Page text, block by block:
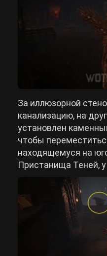
За иллюзорной
канализацию, на
установлен
чтобы
находящемуся на
Пристанища Теней, у